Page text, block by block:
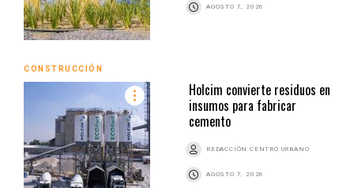
AGOSTO 7, 2026
CONSTRUCCIÓN
Holcim convierte residuos en
insumos para fabricar
cemento
REDACCIÓN CENTRO URBANO
AGOSTO 7, 2026